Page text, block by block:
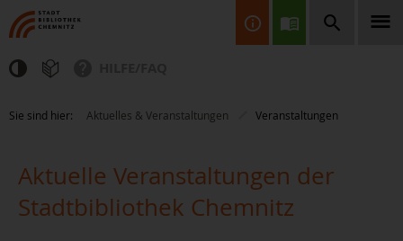
Finden Sie Informationen, Bücher, CDs & DVDs, Spiele, BluRays,
Zeitschriften und vieles mehr...
Sie sind hier: Aktuelles & Veranstaltungen Veranstaltungen
Aktuelle Veranstaltungen der
Stadtbibliothek Chemnitz